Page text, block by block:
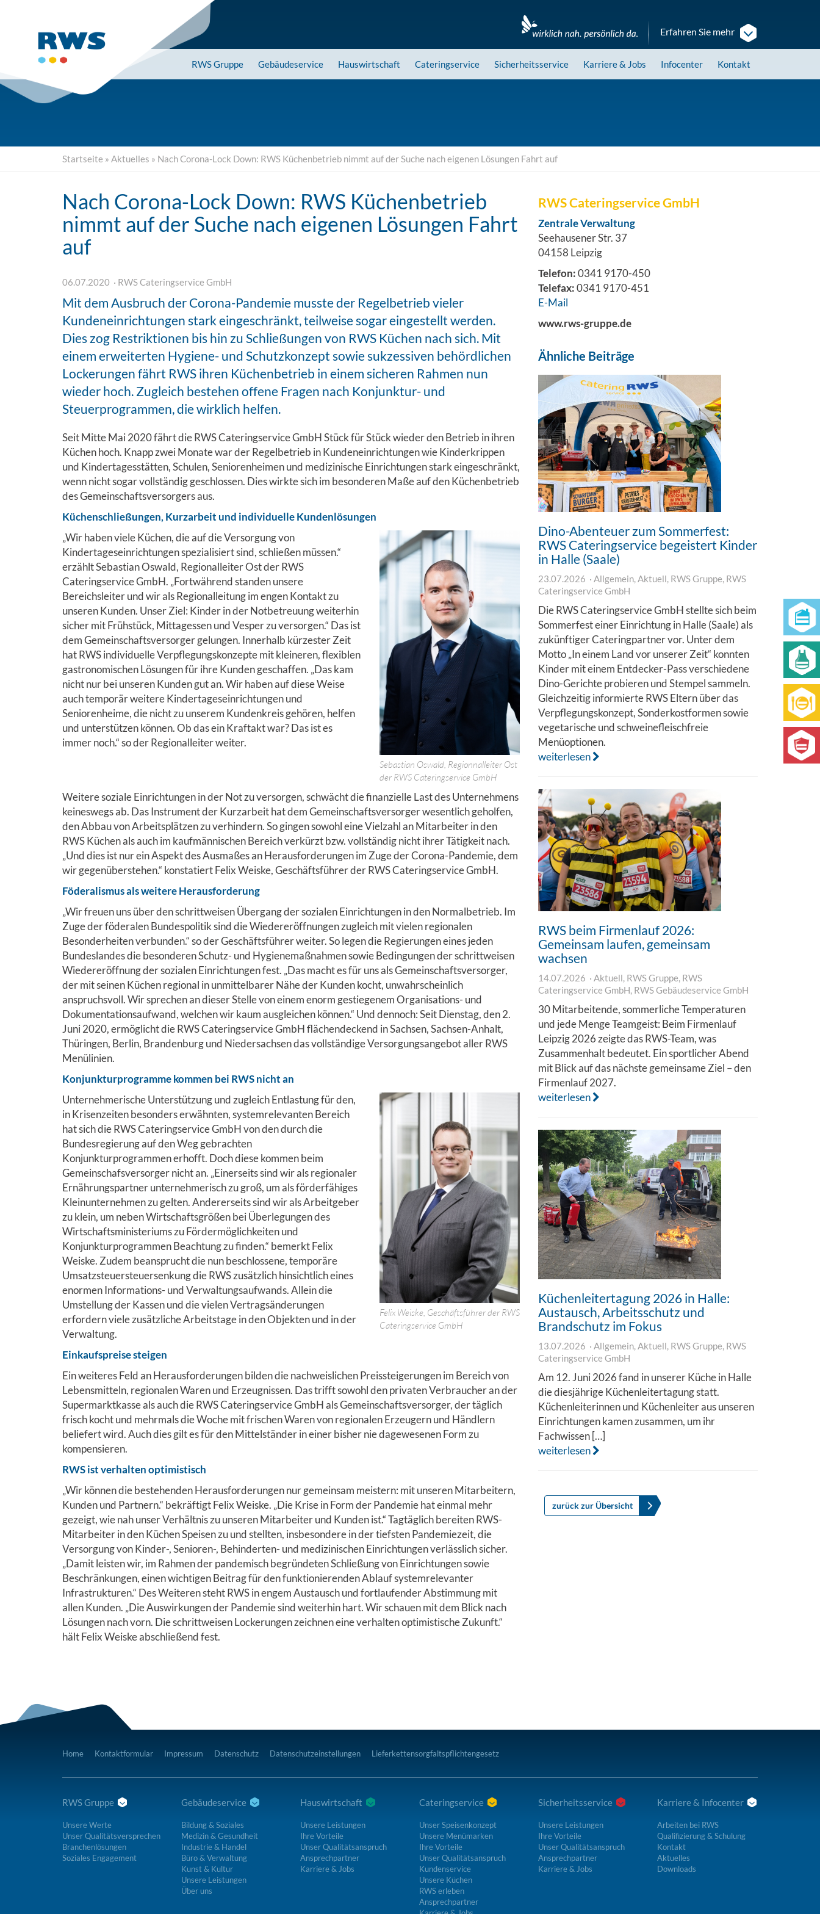
Erfahren Sie mehr
RWSGruppe Gebäudeservice Hauswirtschaft Cateringservice Sicherheitsservice Karriere& Jobs Infocenter Kontakt
Startseite » Aktuelles » Nach Corona-Lock Down: RWS Küchenbetrieb nimmt auf der Suche nach eigenen Lösungen Fahrt auf
Nach Corona-Lock Down: RWS Küchenbetrieb
nimmt auf der Suche nach eigenen Lösungen Fahrt
auf
06.07.2020 RWS Cateringservice GmbH
Mit dem Ausbruch der Corona-Pandemie musste der Regelbetrieb vieler
Kundeneinrichtungen stark eingeschränkt, teilweise sogar eingestellt werden.
Dies zog Restriktionen bis hin zu Schließungen von RWS Küchen nach sich. Mit
einem erweiterten Hygiene- und Schutzkonzept sowie sukzessiven behördlichen
Lockerungen fährt RWS ihren Küchenbetrieb in einem sicheren Rahmen nun
wieder hoch. Zugleich bestehen offene Fragen nach Konjunktur- und
Steuerprogrammen, die wirklich helfen.
Seit Mitte Mai 2020 fährt die RWS Cateringservice GmbH Stück für Stück wieder den Betrieb in ihren
Küchen hoch. Knapp zwei Monate war der Regelbetrieb in Kundeneinrichtungen wie Kinderkrippen
und Kindertagesstätten, Schulen, Seniorenheimen und medizinische Einrichtungen stark eingeschränkt,
wenn nicht sogar vollständig geschlossen. Dies wirkte sich im besonderen Maße auf den Küchenbetrieb
des Gemeinschaftsversorgers aus.
Küchenschließungen, Kurzarbeit und individuelle Kundenlösungen
„Wir haben viele Küchen, die auf die Versorgung von
Kindertageseinrichtungen spezialisiert sind, schließen müssen.“
erzählt Sebastian Oswald, Regionalleiter Ost der RWS
Cateringservice GmbH. „Fortwährend standen unsere
Bereichsleiter und wir als Regionalleitung im engen Kontakt zu
unseren Kunden. Unser Ziel: Kinder in der Notbetreuung weiterhin
sicher mit Frühstück, Mittagessen und Vesper zu versorgen.“ Das ist
dem Gemeinschaftsversorger gelungen. Innerhalb kürzester Zeit
hat RWS individuelle Verpflegungskonzepte mit kleineren, flexiblen
gastronomischen Lösungen für ihre Kunden geschaffen. „Das kam
nicht nur bei unseren Kunden gut an. Wir haben auf diese Weise
auch temporär weitere Kindertageseinrichtungen und
Seniorenheime, die nicht zu unserem Kundenkreis gehören, helfen
und unterstützen können. Ob das ein Kraftakt war? Das ist es
immer noch.“ so der Regionalleiter weiter.
Sebastian Oswald, Regionnalleiter Ost
der RWS Cateringservice GmbH
Weitere soziale Einrichtungen in der Not zu versorgen, schwächt die finanzielle Last des Unternehmens
keineswegs ab. Das Instrument der Kurzarbeit hat dem Gemeinschaftsversorger wesentlich geholfen,
den Abbau von Arbeitsplätzen zu verhindern. So gingen sowohl eine Vielzahl an Mitarbeiter in den
RWS Küchen als auch im kaufmännischen Bereich verkürzt bzw. vollständig nicht ihrer Tätigkeit nach.
„Und dies ist nur ein Aspekt des Ausmaßes an Herausforderungen im Zuge der Corona-Pandemie, dem
wir gegenüberstehen.“ konstatiert Felix Weiske, Geschäftsführer der RWS Cateringservice GmbH.
Föderalismus als weitere Herausforderung
„Wir freuen uns über den schrittweisen Übergang der sozialen Einrichtungen in den Normalbetrieb. Im
Zuge der föderalen Bundespolitik sind die Wiedereröffnungen zugleich mit vielen regionalen
Besonderheiten verbunden.“ so der Geschäftsführer weiter. So legen die Regierungen eines jeden
Bundeslandes die besonderen Schutz- und Hygienemaßnahmen sowie Bedingungen der schrittweisen
Wiedereröffnung der sozialen Einrichtungen fest. „Das macht es für uns als Gemeinschaftsversorger,
der mit seinen Küchen regional in unmittelbarer Nähe der Kunden kocht, unwahrscheinlich
anspruchsvoll. Wir sprechen an dieser Stelle von einem enorm gestiegenem Organisations- und
Dokumentationsaufwand, welchen wir kaum ausgleichen können.“ Und dennoch: Seit Dienstag, den 2.
Juni 2020, ermöglicht die RWS Cateringservice GmbH flächendeckend in Sachsen, Sachsen-Anhalt,
Thüringen, Berlin, Brandenburg und Niedersachsen das vollständige Versorgungsangebot aller RWS
Menülinien.
Konjunkturprogramme kommen bei RWS nicht an
Unternehmerische Unterstützung und zugleich Entlastung für den,
in Krisenzeiten besonders erwähnten, systemrelevanten Bereich
hat sich die RWS Cateringservice GmbH von den durch die
Bundesregierung auf den Weg gebrachten
Konjunkturprogrammen erhofft. Doch diese kommen beim
Gemeinschafsversorger nicht an. „Einerseits sind wir als regionaler
Ernährungspartner unternehmerisch zu groß, um als förderfähiges
Kleinunternehmen zu gelten. Andererseits sind wir als Arbeitgeber
zu klein, um neben Wirtschaftsgrößen bei Überlegungen des
Wirtschaftsministeriums zu Fördermöglichkeiten und
Konjunkturprogrammen Beachtung zu finden.“ bemerkt Felix
Weiske. Zudem beansprucht die nun beschlossene, temporäre
Umsatzsteuersteuersenkung die RWS zusätzlich hinsichtlich eines
enormen Informations- und Verwaltungsaufwands. Allein die
Umstellung der Kassen und die vielen Vertragsänderungen
erfordern viele zusätzliche Arbeitstage in den Objekten und in der
Verwaltung.
Felix Weiske, Geschäftsführer der RWS
Cateringservice GmbH
Einkaufspreise steigen
Ein weiteres Feld an Herausforderungen bilden die nachweislichen Preissteigerungen im Bereich von
Lebensmitteln, regionalen Waren und Erzeugnissen. Das trifft sowohl den privaten Verbraucher an der
Supermarktkasse als auch die RWS Cateringservice GmbH als Gemeinschaftsversorger, der täglich
frisch kocht und mehrmals die Woche mit frischen Waren von regionalen Erzeugern und Händlern
beliefert wird. Auch dies gilt es für den Mittelständer in einer bisher nie dagewesenen Form zu
kompensieren.
RWS ist verhalten optimistisch
„Wir können die bestehenden Herausforderungen nur gemeinsam meistern: mit unseren Mitarbeitern,
Kunden und Partnern.“ bekräftigt Felix Weiske. „Die Krise in Form der Pandemie hat einmal mehr
gezeigt, wie nah unser Verhältnis zu unseren Mitarbeiter und Kunden ist.“ Tagtäglich bereiten RWS-
Mitarbeiter in den Küchen Speisen zu und stellten, insbesondere in der tiefsten Pandemiezeit, die
Versorgung von Kinder-, Senioren-, Behinderten- und medizinischen Einrichtungen verlässlich sicher.
„Damit leisten wir, im Rahmen der pandemisch begründeten Schließung von Einrichtungen sowie
Beschränkungen, einen wichtigen Beitrag für den funktionierenden Ablauf systemrelevanter
Infrastrukturen.“ Des Weiteren steht RWS in engem Austausch und fortlaufender Abstimmung mit
allen Kunden. „Die Auswirkungen der Pandemie sind weiterhin hart. Wir schauen mit dem Blick nach
Lösungen nach vorn. Die schrittweisen Lockerungen zeichnen eine verhalten optimistische Zukunft.“
hält Felix Weiske abschließend fest.
RWS Cateringservice GmbH
Zentrale Verwaltung
Seehausener Str. 37
04158 Leipzig
Telefon:0341 9170-450
Telefax:0341 9170-451
E-Mail
www.rws-gruppe.de
Ähnliche Beiträge
Dino-Abenteuer zum Sommerfest:
RWS Cateringservice begeistert Kinder
in Halle (Saale)
23.07.2026 Allgemein, Aktuell, RWS Gruppe, RWS
Cateringservice GmbH
Die RWS Cateringservice GmbH stellte sich beim
Sommerfest einer Einrichtung in Halle (Saale) als
zukünftiger Cateringpartner vor. Unter dem
Motto „In einem Land vor unserer Zeit“ konnten
Kinder mit einem Entdecker-Pass verschiedene
Dino-Gerichte probieren und Stempel sammeln.
Gleichzeitig informierte RWS Eltern über das
Verpflegungskonzept, Sonderkostformen sowie
vegetarische und schweinefleischfreie
Menüoptionen.
weiterlesen
RWS beim Firmenlauf 2026:
Gemeinsam laufen, gemeinsam
wachsen
14.07.2026 Aktuell, RWS Gruppe, RWS
Cateringservice GmbH, RWS Gebäudeservice GmbH
30 Mitarbeitende, sommerliche Temperaturen
und jede Menge Teamgeist: Beim Firmenlauf
Leipzig 2026 zeigte das RWS-Team, was
Zusammenhalt bedeutet. Ein sportlicher Abend
mit Blick auf das nächste gemeinsame Ziel – den
Firmenlauf 2027.
weiterlesen
Küchenleitertagung 2026 in Halle:
Austausch, Arbeitsschutz und
Brandschutz im Fokus
13.07.2026 Allgemein, Aktuell, RWS Gruppe, RWS
Cateringservice GmbH
Am 12. Juni 2026 fand in unserer Küche in Halle
die diesjährige Küchenleitertagung statt.
Küchenleiterinnen und Küchenleiter aus unseren
Einrichtungen kamen zusammen, um ihr
Fachwissen […]
weiterlesen
zurück zur Übersicht
Home Kontaktformular Impressum Datenschutz Datenschutzeinstellungen Lieferkettensorgfaltspflichtengesetz
RWS Gruppe
Unsere Werte
Unser Qualitätsversprechen
Branchenlösungen
Soziales Engagement
Gebäudeservice
Bildung & Soziales
Medizin & Gesundheit
Industrie & Handel
Büro & Verwaltung
Kunst & Kultur
Unsere Leistungen
Über uns
Hauswirtschaft
Unsere Leistungen
Ihre Vorteile
Unser Qualitätsanspruch
Ansprechpartner
Karriere & Jobs
Cateringservice
Unser Speisenkonzept
Unsere Menümarken
Ihre Vorteile
Unser Qualitätsanspruch
Kundenservice
Unsere Küchen
RWS erleben
Ansprechpartner
Sicherheitsservice
Unsere Leistungen
Ihre Vorteile
Unser Qualitätsanspruch
Ansprechpartner
Karriere & Jobs
Karriere & Infocenter
Arbeiten bei RWS
Qualifizierung & Schulung
Kontakt
Aktuelles
Downloads